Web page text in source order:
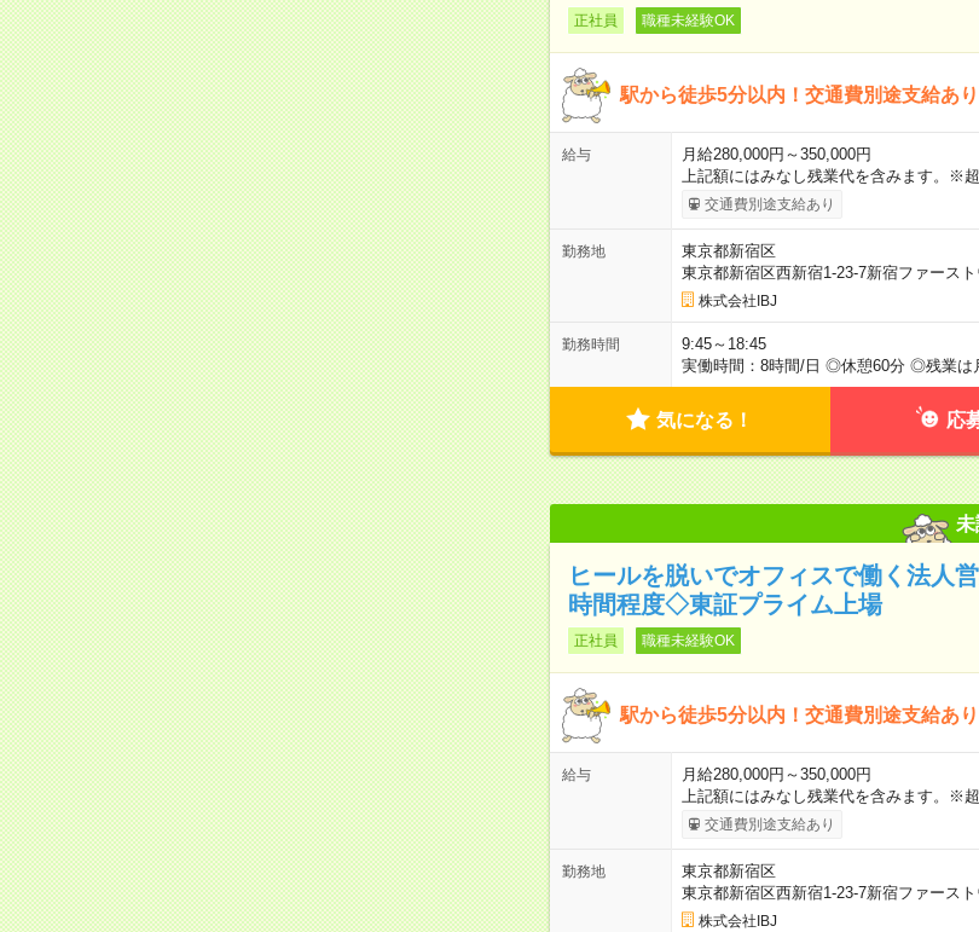
正社員 職種未経験OK
駅から徒歩5分以内！交通費別途支給あ
給与
月給280,000円～350,000円
上記額にはみなし残業代を含みます。※
交通費別途支給あり
勤務地
東京都新宿区
東京都新宿区西新宿1-23-7新宿ファース
株式会社IBJ
勤務時間
9:45～18:45
実働時間：8時間/日 ◎休憩60分 ◎残業は
気になる！ 応
未
ヒールを脱いでオフィスで働く法
時間程度◇東証プライム上場
正社員 職種未経験OK
駅から徒歩5分以内！交通費別途支給あ
給与
月給280,000円～350,000円
上記額にはみなし残業代を含みます。※
交通費別途支給あり
勤務地
東京都新宿区
東京都新宿区西新宿1-23-7新宿ファース
株式会社IBJ